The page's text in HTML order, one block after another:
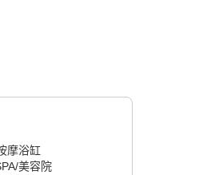
摩浴缸
美容院